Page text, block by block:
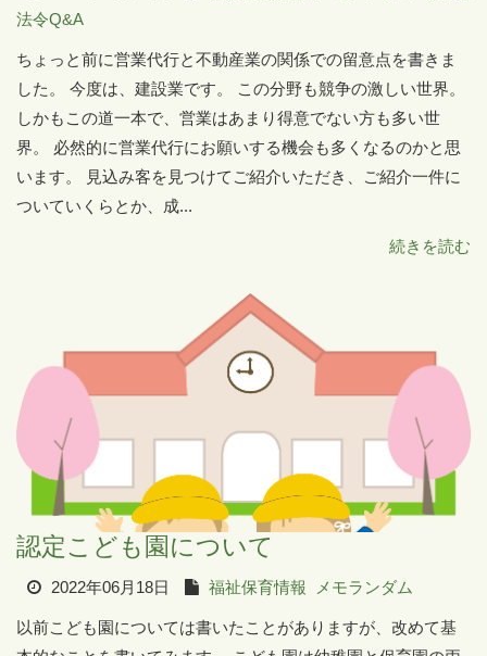
法令Q&A
ちょっと前に営業代行と不動産業の関係での留意点を書きま
した。 今度は、建設業です。 この分野も競争の激しい世界。
しかもこの道一本で、営業はあまり得意でない方も多い世
界。 必然的に営業代行にお願いする機会も多くなるのかと思
います。 見込み客を見つけてご紹介いただき、ご紹介一件に
ついていくらとか、成...
続きを読む
認定こども園について
2022年06月18日 福祉保育情報 メモランダム
以前こども園については書いたことがありますが、改めて基